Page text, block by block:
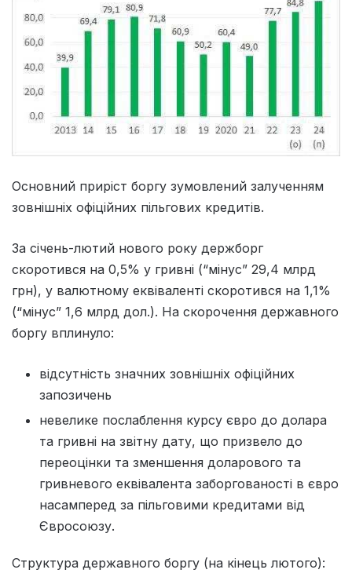
Основний приріст боргу зумовлений залученням
зовнішніх офіційних пільгових кредитів.
За січень-лютий нового року держборг
скоротився на 0,5% у гривні (“мінус” 29,4 млрд
грн), у валютному еквіваленті скоротився на 1,1%
(“мінус” 1,6 млрд дол.). На скорочення державного
боргу вплинуло:
відсутність значних зовнішніх офіційних
запозичень
невелике послаблення курсу євро до долара
та гривні на звітну дату, що призвело до
переоцінки та зменшення доларового та
гривневого еквівалента заборгованості в євро
насамперед за пільговими кредитами від
Євросоюзу.
Структура державного боргу (на кінець лютого):